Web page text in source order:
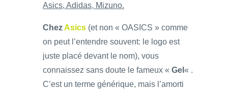
Asics, Adidas, Mizuno.
ChezAsics (et non « OASICS » comme
on peut l’entendre souvent: le logo est
juste placé devant le nom), vous
connaissez sans doute le fameux « Gel « .
C’est un terme générique, mais l’amorti